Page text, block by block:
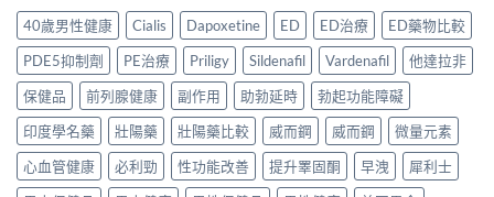
清
楚〉
中
家
實
測
評
價〉
中
用、
安
全
服
方
法
與
正
貨
購
買
渠
道
價
錢
完
整
指
買
先
安
心？
2026
年
香
港
延
時
40歲男性健康 Cialis Dapoxetine ED ED治療
ED藥物比較
PDE5抑制劑
PE治療 Priligy Sildenafil Vardenafil
他達拉非
保健品
前列腺健康 副作用 助勃延時
勃起功能障礙
印度學名藥
壯陽藥 壯陽藥比較 威而鋼 威而鋼
微量元素
心血管健康
必利勁 性功能改善 提升睪固酮 早洩
犀利士